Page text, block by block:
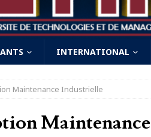
INTERNATIONAL
Maintenance Industrielle
Maintenance